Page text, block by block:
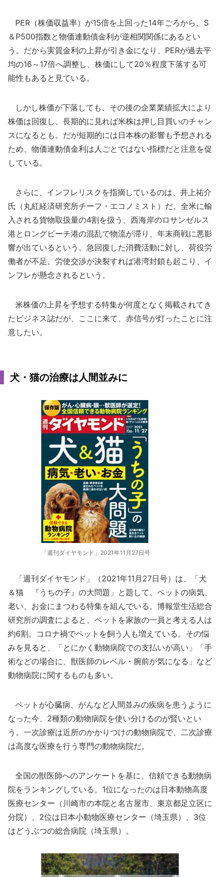
PER（株価収益率）が15倍を上回った14年ごろから、S
＆P500指数と物価連動債金利が逆相関関係にあるとい
う。だから実質金利の上昇が引き金になり、PERが過去平
均の16～17倍へ調整し、株価にして20％程度下落する可
能性もあると見ている。
しかし株価が下落しても、その後の企業業績拡大により
株価は回復し、長期的に見れば米株は押し目買いのチャン
スになるとも。だが短期的には日本株の影響も予想される
ため、物価連動債金利は人ごとではない指標だと注意を促
している。
さらに、インフレリスクを指摘しているのは、井上祐介
氏（丸紅経済研究所チーフ・エコノミスト）だ。全米に輸
入される貨物取扱量の4割を扱う、西海岸のロサンゼルス
港とロングビーチ港の混乱で物流が滞り、年末商戦に悪影
響が出ているという。急回復した消費活動に対し、荷役労
働者が不足。労使交渉が決裂すれば港湾封鎖も起こり、イ
ンフレが懸念されるという。
米株価の上昇を予想する特集が何度となく掲載されてき
たビジネス誌だが、ここに来て、赤信号が灯ったことに注
意したい。
犬・猫の治療は人間並みに
「週刊ダイヤモンド」2021年11月27日号
「週刊ダイヤモンド」（2021年11月27日号）は、「犬
＆猫 『うちの子』の大問題」と題して、ペットの病気、
老い、お金にまつわる特集を組んでいる。博報堂生活総合
研究所の調査によると、ペットを家族の一員と考える人は
約6割。コロナ禍でペットを飼う人も増えている。その悩
みを見ると、「とにかく動物病院での支払いが高い」「手
術などの場合に、獣医師のレベル・腕前が気になる」など
動物病院に関するものも多い。
ペットが心臓病、がんなど人間並みの疾病を患うように
なった今、2種類の動物病院を使い分けるのが賢いとい
う。一次診療は近所のかかりつけの動物病院で、二次診療
は高度な医療を行う専門の動物病院だ。
全国の獣医師へのアンケートを基に、信頼できる動物病
院をランキングしている。1位になったのは日本動物高度
医療センター（川崎市の本院と名古屋市、東京都足立区に
分院）、2位は日本小動物医療センター（埼玉県）、3位
はどうぶつの総合病院（埼玉県）。